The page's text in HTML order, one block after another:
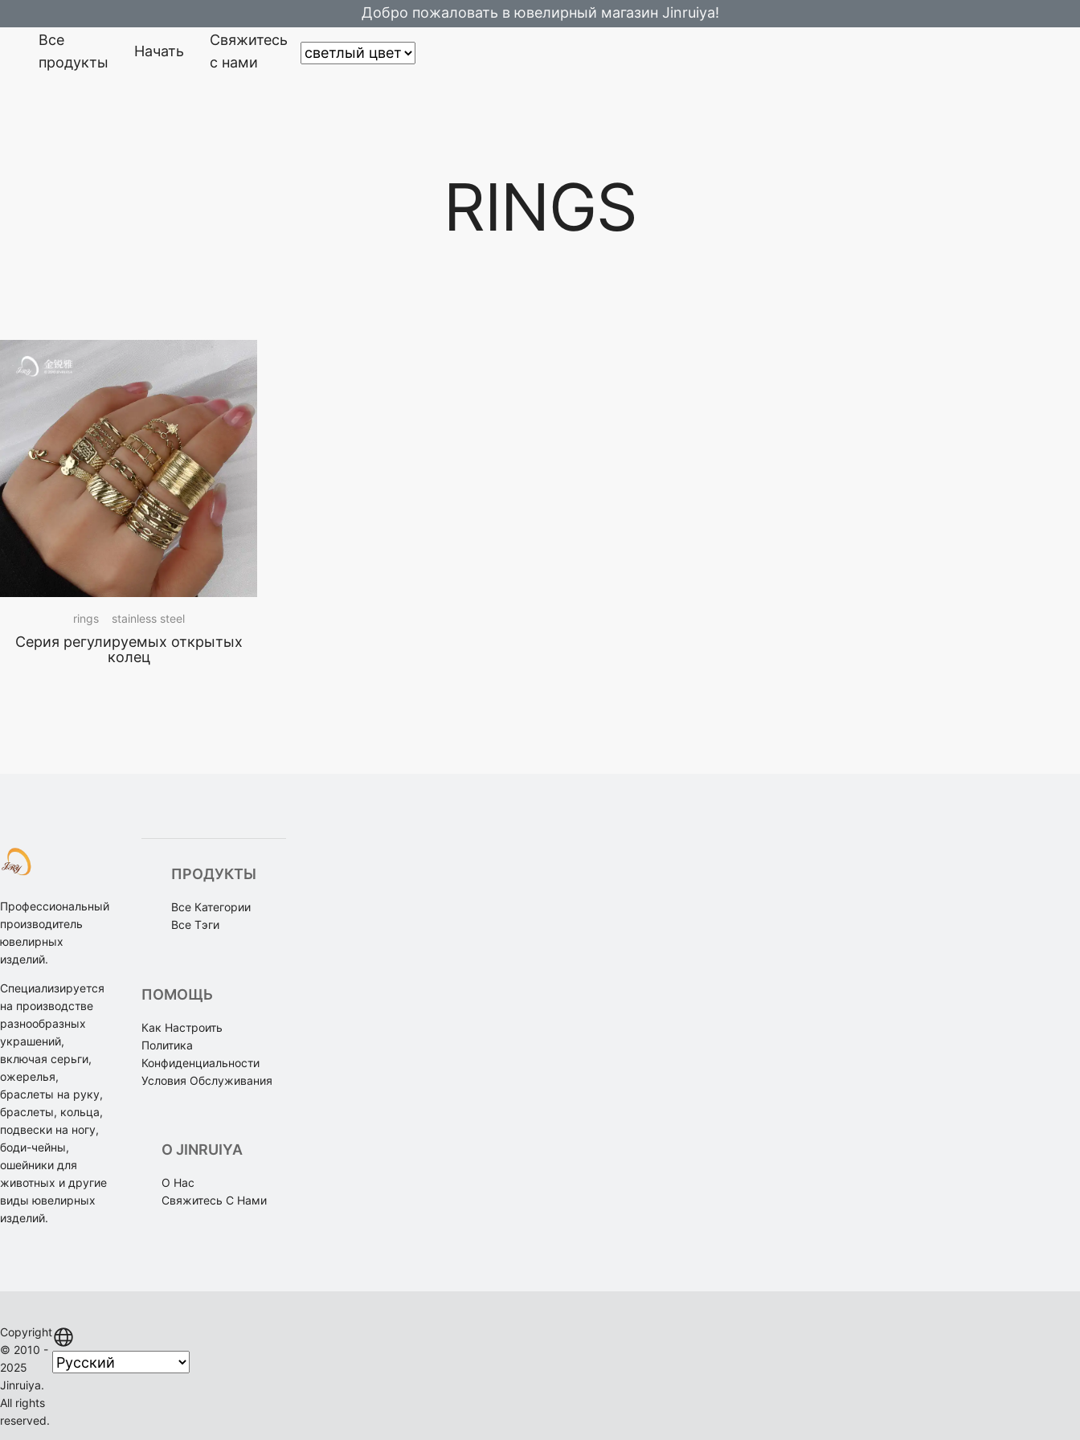
Добро пожаловать в ювелирный магазин Jinruiya!
Все
продукты
Начать
Свяжитесь
с нами
RINGS
rings stainless steel
Серия регулируемых открытых
колец
Профессиональный
производитель
ювелирных
изделий.
Специализируется
на производстве
разнообразных
украшений,
включая серьги,
ожерелья,
браслеты на руку,
браслеты, кольца,
подвески на ногу,
боди-чейны,
ошейники для
животных и другие
виды ювелирных
изделий.
ПРОДУКТЫ
Все Категории
Все Тэги
ПОМОЩЬ
Как Настроить
Политика
Конфиденциальности
Условия Обслуживания
О JINRUIYA
О Нас
Свяжитесь С Нами
Copyright
© 2010 -
2025
Jinruiya.
All rights
reserved.